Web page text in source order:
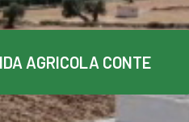
AGRICOLA CONTE